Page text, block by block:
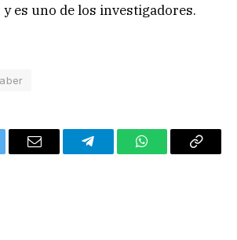
es uno de los investigadores.
Email TelegramWhatsAppCopy